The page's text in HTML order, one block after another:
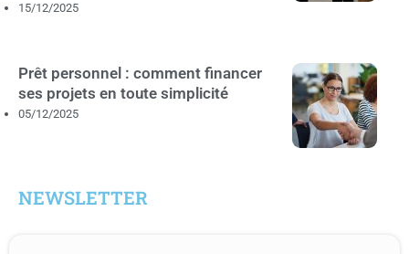
15/12/2025
Prêt personnel : comment financer
ses projets en toute simplicité
05/12/2025
NEWSLETTER